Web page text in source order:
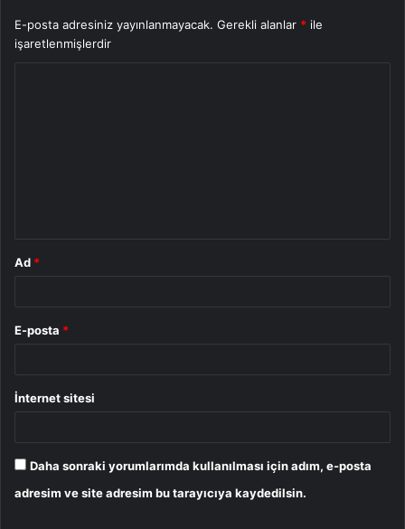
E-posta adresiniz yayınlanmayacak. Gerekli alanlar * ile
işaretlenmişlerdir
Ad *
E-posta *
İnternet sitesi
Daha sonraki yorumlarımda kullanılması için adım, e-posta
adresim ve site adresim bu tarayıcıya kaydedilsin.